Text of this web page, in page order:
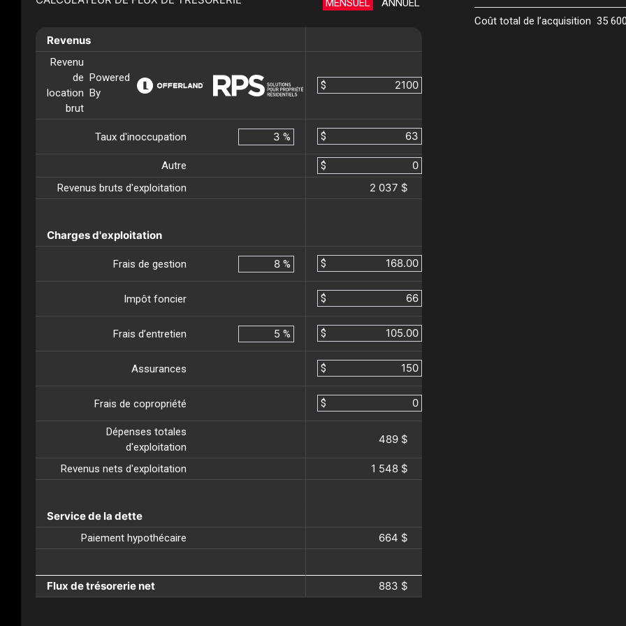
MENSUEL ANNUEL
Revenus
Revenu
de
location
brut
Powered
By
$
Taux d'inoccupation % $
Autre
$
Revenus bruts d'exploitation
2 037 $
Charges d'exploitation
Frais de gestion % $
Impôt foncier $
Frais d’entretien % $
Assurances $
Frais de copropriété $
Dépenses totales
d'exploitation
489 $
Revenus nets d'exploitation 1 548 $
Service de la dette
Paiement hypothécaire 664 $
Flux de trésorerie net 883 $
Coût total de l’acquisition 35